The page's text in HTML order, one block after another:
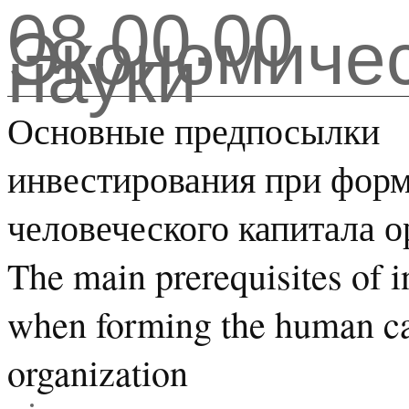
08.00.00
науки
Основные предпосылки
инвестирования при
человеческого капитала
The main prerequisites of
when forming the human
organization